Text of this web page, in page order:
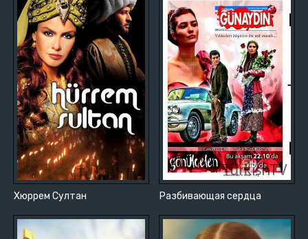
Хюррем Султан Разбивающая сердца